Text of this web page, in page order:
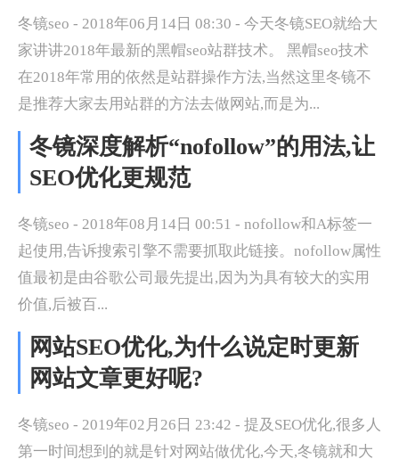
冬镜seo - 2018年06月14日 08:30 - 今天冬镜SEO就给大
家讲讲2018年最新的黑帽seo站群技术。 黑帽seo技术
在2018年常用的依然是站群操作方法,当然这里冬镜不
是推荐大家去用站群的方法去做网站,而是为...
冬镜深度解析“nofollow”的用法,让
SEO优化更规范
冬镜seo - 2018年08月14日 00:51 - nofollow和A标签一
起使用,告诉搜索引擎不需要抓取此链接。nofollow属性
值最初是由谷歌公司最先提出,因为为具有较大的实用
价值,后被百...
网站SEO优化,为什么说定时更新
网站文章更好呢?
冬镜seo - 2019年02月26日 23:42 - 提及SEO优化,很多人
第一时间想到的就是针对网站做优化,今天,冬镜就和大